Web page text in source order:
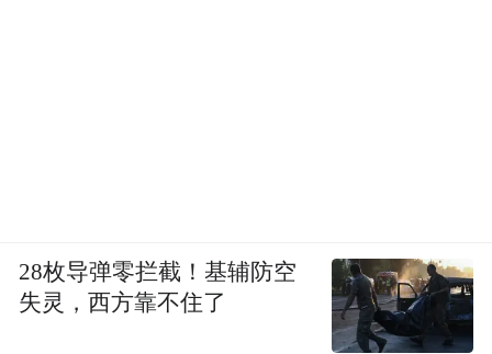
28枚导弹零拦截！基辅防空
失灵，西方靠不住了